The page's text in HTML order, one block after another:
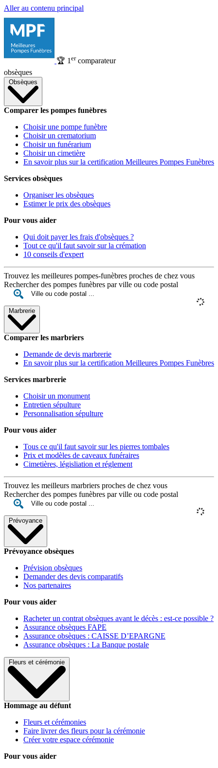
Aller au contenu principal
🏆 1 ercomparateur
obsèques
Obsèques
Comparer les pompes funèbres
Choisir une pompe funèbre
Choisir un crematorium
Choisir un funérarium
Choisir un cimetière
En savoir plus sur la certification Meilleures Pompes Funèbres
Services obsèques
Organiser les obsèques
Estimer le prix des obsèques
Pour vous aider
Qui doit payer les frais d'obsèques ?
Tout ce qu'il faut savoir sur la crémation
10 conseils d'expert
Trouvez les meilleures pompes-funèbres proches de chez vous
Rechercher des pompes funèbres par ville ou code postal
Marbrerie
Comparer les marbriers
Demande de devis marbrerie
En savoir plus sur la certification Meilleures Pompes Funèbres
Services marbrerie
Choisir un monument
Entretien sépulture
Personnalisation sépulture
Pour vous aider
Tous ce qu'il faut savoir sur les pierres tombales
Prix et modèles de caveaux funéraires
Cimetières, législiation et réglement
Trouvez les meilleurs marbriers proches de chez vous
Rechercher des pompes funèbres par ville ou code postal
Prévoyance
Prévoyance obsèques
Prévision obsèques
Demander des devis comparatifs
Nos partenaires
Pour vous aider
Racheter un contrat obsèques avant le décès : est-ce possible ?
Assurance obsèques FAPE
Assurance obsèques : CAISSE D’EPARGNE
Assurance obsèques : La Banque postale
Fleurs et cérémonie
Hommage au défunt
Fleurs et cérémonies
Faire livrer des fleurs pour la cérémonie
Créer votre espace cérémonie
Pour vous aider